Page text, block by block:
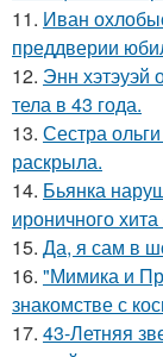
11. Иван
преддверии
12. Энн хэтэуэй
тела в 43 года.
13. Сестра
раскрыла.
14. Бьянка
ироничного
15. Да, я сам в
16. "Мимика и
знакомстве с
17. 43-Летняя